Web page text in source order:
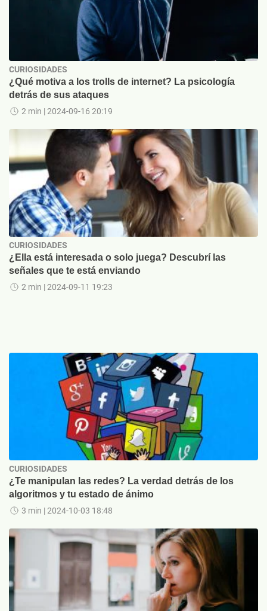
CURIOSIDADES
¿Qué motiva a los trolls de internet? La psicología
detrás de sus ataques
2 min | 2024-09-16 20:19
CURIOSIDADES
¿Ella está interesada o solo juega? Descubrí las
señales que te está enviando
2 min | 2024-09-11 19:23
CURIOSIDADES
¿Te manipulan las redes? La verdad detrás de los
algoritmos y tu estado de ánimo
3 min | 2024-10-03 18:48